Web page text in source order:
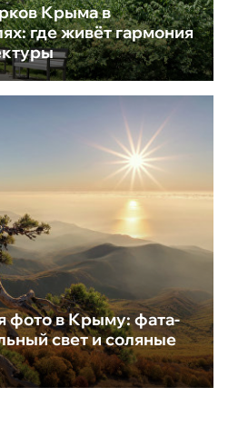
Крыма в
где живёт гармония
фото в Крыму: фата-
свет и соляные